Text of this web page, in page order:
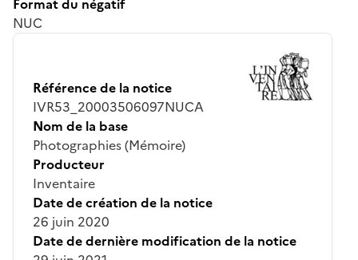
NUC
Référence de la notice
IVR53_20003506097NUCA
Nom de la base
Photographies (Mémoire)
Producteur
Inventaire
Date de création de la notice
26 juin 2020
Date de dernière modification de la notice